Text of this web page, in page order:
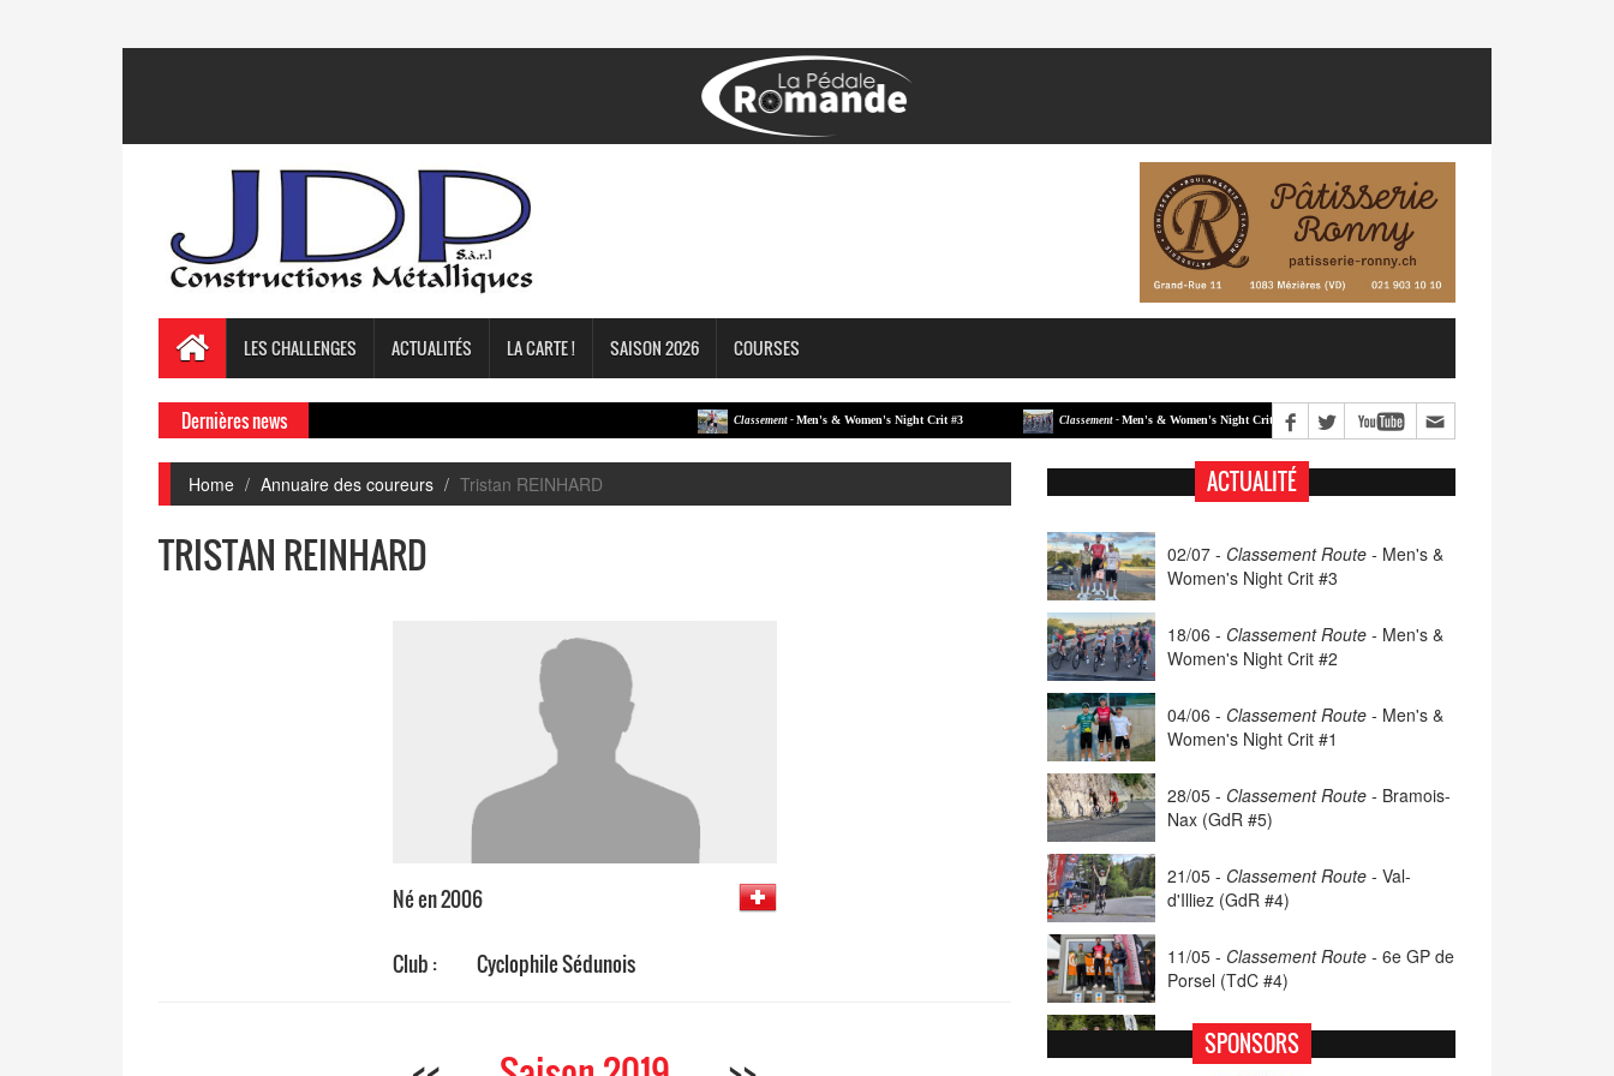
LES CHALLENGES ACTUALITÉS LA CARTE ! SAISON 2026 COURSES
Dernières news Classement -Men's & Women's Night Crit #3 Classement -Men's & Women's Night Crit #2 Classement - Men's & Women's Night Crit #1
Home Annuaire des coureurs Tristan REINHARD
TRISTAN REINHARD
Né en 2006
Club : Cyclophile Sédunois
ACTUALITÉ
02/07 - Classement Route - Men's &
Women's Night Crit #3
18/06 - Classement Route - Men's &
Women's Night Crit #2
04/06 - Classement Route - Men's &
Women's Night Crit #1
28/05 - Classement Route - Bramois-
Nax (GdR #5)
21/05 - Classement Route - Val-
d'Illiez (GdR #4)
11/05 - Classement Route - 6e GP de
Porsel (TdC #4)
07/05 -Classement Route -Blonay-
Les Pléiades (GdR #3)
SPONSORS